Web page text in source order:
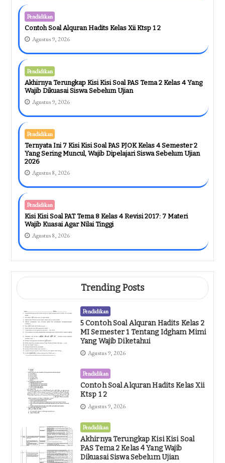
Pendidikan
Contoh Soal Alquran Hadits Kelas Xii Ktsp 1 2
Agustus 9, 2026
Pendidikan
Akhirnya Terungkap Kisi Kisi Soal PAS Tema 2 Kelas 4 Yang
Wajib Dikuasai Siswa Sebelum Ujian
Agustus 9, 2026
Pendidikan
Ternyata Ini 7 Kisi Kisi Soal PAS PJOK Kelas 4 Semester 2
Yang Sering Muncul, Wajib Dipelajari Siswa Sebelum Ujian
2026
Agustus 8, 2026
Pendidikan
Kisi Kisi Soal PAT Tema 8 Kelas 4 Revisi 2017: 7 Materi
Wajib Kuasai Agar Nilai Tinggi
Agustus 8, 2026
Trending Posts
Pendidikan
5 Contoh Soal Alquran Hadits Kelas 2
MI Semester 1 Tentang Idgham Mimi
Yang Wajib Diketahui
Agustus 9, 2026
Pendidikan
Contoh Soal Alquran Hadits Kelas Xii
Ktsp 1 2
Agustus 9, 2026
Pendidikan
Akhirnya Terungkap Kisi Kisi Soal
PAS Tema 2 Kelas 4 Yang Wajib
Dikuasai Siswa Sebelum Ujian